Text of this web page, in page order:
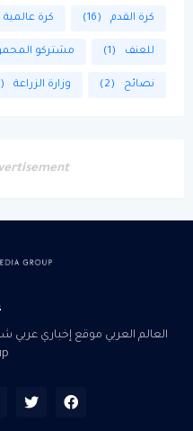
كرة القدم (16) كرة عالمية
للعنف (1) مشتركو
نصائح (2) وزارة الزراعة (1)